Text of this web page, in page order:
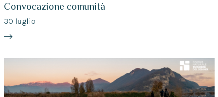
Convocazione comunità
30 luglio